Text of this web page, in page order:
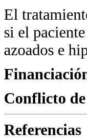
El
si el
azoados e
Conflicto
Referencias